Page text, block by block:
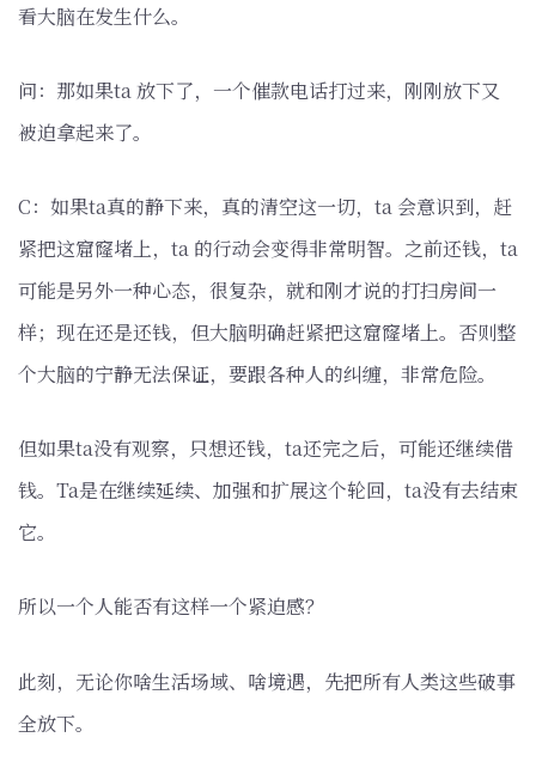
看大脑在发生什么。
问：那如果ta 放下了，一个催款电话打过来，刚刚放下又
被迫拿起来了。
C：如果ta真的静下来，真的清空这一切，ta 会意识到，赶
紧把这窟窿堵上，ta 的行动会变得非常明智。之前还钱，ta
可能是另外一种心态，很复杂，就和刚才说的打扫房间一
样；现在还是还钱，但大脑明确赶紧把这窟窿堵上。否则整
个大脑的宁静无法保证，要跟各种人的纠缠，非常危险。
但如果ta没有观察，只想还钱，ta还完之后，可能还继续借
钱。Ta是在继续延续、加强和扩展这个轮回，ta没有去结束
它。
所以一个人能否有这样一个紧迫感？
此刻，无论你啥生活场域、啥境遇，先把所有人类这些破事
全放下。